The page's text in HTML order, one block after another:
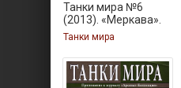
Танки мира №6
(2013). «Меркава».
Танки мира